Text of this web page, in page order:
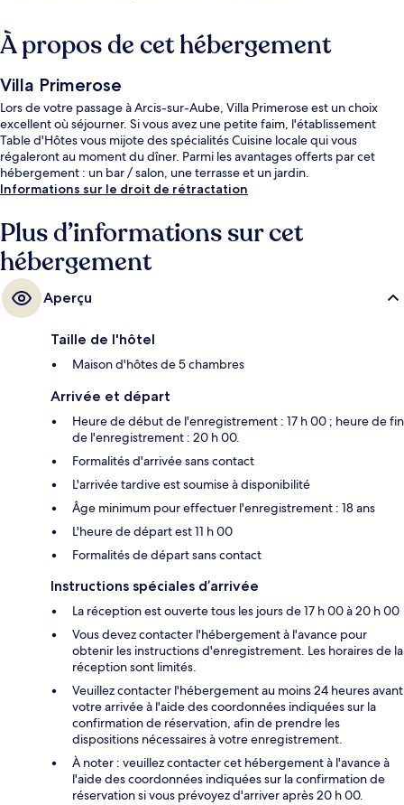
À propos de cet hébergement
Villa Primerose
Lors de votre passage à Arcis-sur-Aube, Villa Primerose est un choix
excellent où séjourner. Si vous avez une petite faim, l'établissement
Table d'Hôtes vous mijote des spécialités Cuisine locale qui vous
régaleront au moment du dîner. Parmi les avantages offerts par cet
hébergement : un bar / salon, une terrasse et un jardin.
Informations sur le droit de rétractation
Plus d’informations sur cet
hébergement
Aperçu
Taille de l'hôtel
Maison d'hôtes de 5 chambres
Arrivée et départ
Heure de début de l'enregistrement : 17 h 00 ; heure de fin
de l'enregistrement : 20 h 00.
Formalités d'arrivée sans contact
L'arrivée tardive est soumise à disponibilité
Âge minimum pour effectuer l'enregistrement : 18 ans
L'heure de départ est 11 h 00
Formalités de départ sans contact
Instructions spéciales d’arrivée
La réception est ouverte tous les jours de 17 h 00 à 20 h 00
Vous devez contacter l'hébergement à l'avance pour
obtenir les instructions d'enregistrement. Les horaires de la
réception sont limités.
Veuillez contacter l'hébergement au moins 24 heures avant
votre arrivée à l'aide des coordonnées indiquées sur la
confirmation de réservation, afin de prendre les
dispositions nécessaires à votre enregistrement.
À noter : veuillez contacter cet hébergement à l'avance à
l'aide des coordonnées indiquées sur la confirmation de
réservation si vous prévoyez d'arriver après 20 h 00.